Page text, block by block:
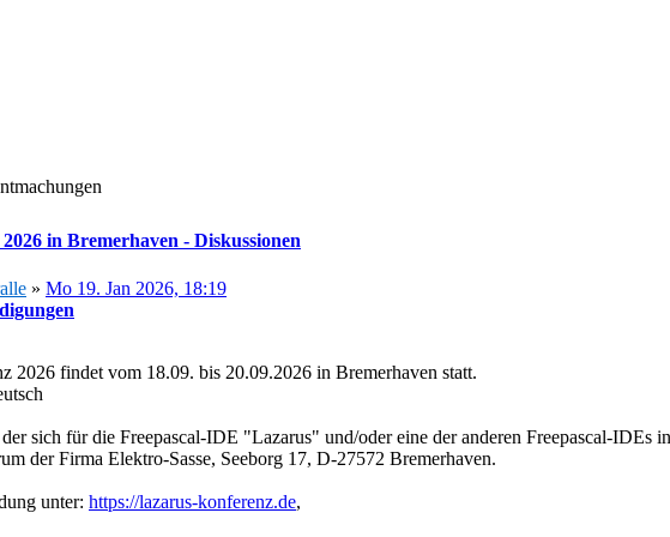
in Bremerhaven - Diskussionen
» Mo 19. Jan 2026, 18:19
2026 findet vom 18.09. bis 20.09.2026 in Bremerhaven statt.
sich für die Freepascal-IDE "Lazarus" und/oder eine der anderen Freepascal-IDEs
der Firma Elektro-Sasse, Seeborg 17, D-27572 Bremerhaven.
unter: https://lazarus-konferenz.de,